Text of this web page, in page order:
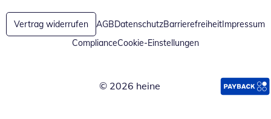
Vertrag widerrufen AGBDatenschutzBarrierefreiheit Impressum
ComplianceCookie-Einstellungen
© 2026 heine